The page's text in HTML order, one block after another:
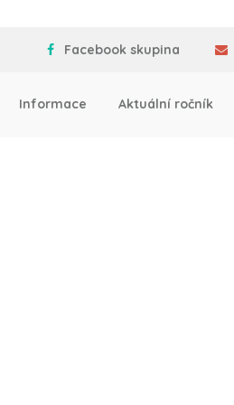
Facebook skupina
Informace Aktuální ročník